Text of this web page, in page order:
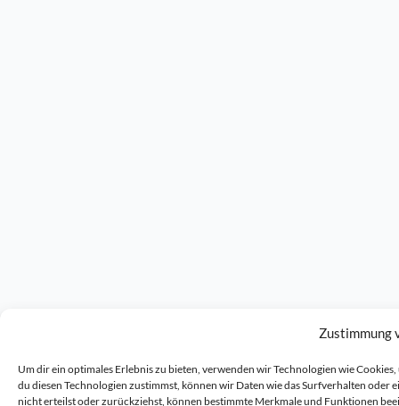
Zustimmung
Um dir ein optimales Erlebnis zu bieten, verwenden wir Technologien wie
du diesen Technologien zustimmst, können wir Daten wie das Surfverhalten
nicht erteilst oder zurückziehst, können bestimmte Merkmale und Funktionen